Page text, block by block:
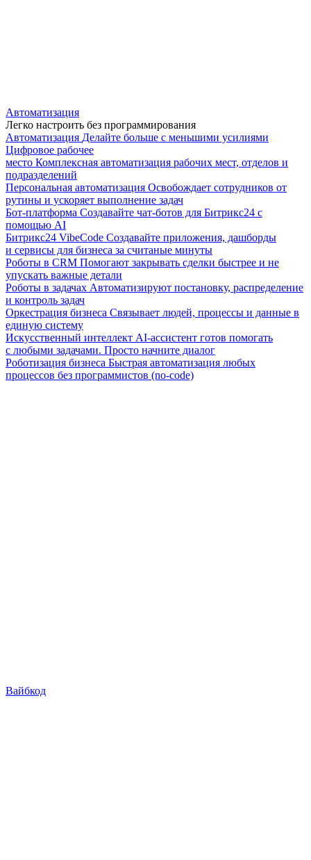
Автоматизация
Легко настроить без программирования
Автоматизация Делайте больше с меньшими усилиями
Цифровое рабочее
место Комплексная автоматизация рабочих мест, отделов и
подразделений
Персональная автоматизация Освобождает сотрудников от
рутины и ускоряет выполнение задач
Бот-платформа Создавайте чат-ботов для Битрикс24 с
помощью AI
Битрикс24 VibeCode Создавайте приложения, дашборды
и сервисы для бизнеса за считаные минуты
Роботы в CRM Помогают закрывать сделки быстрее и не
упускать важные детали
Роботы в задачах Автоматизируют постановку, распределение
и контроль задач
Оркестрация бизнеса Связывает людей, процессы и данные в
единую систему
Искусственный интеллект AI-ассистент готов помогать
с любыми задачами. Просто начните диалог
Роботизация бизнеса Быстрая автоматизация любых
процессов без программистов (no-code)
Вайбкод